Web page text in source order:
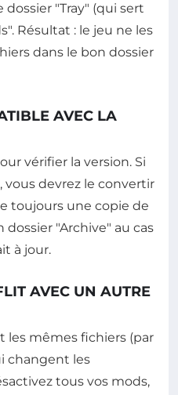
"Tray" (qui sert
Résultat : le jeu ne les
dans le bon dossier
AVEC LA
vérifier la version. Si
vous devrez le convertir
toujours une copie de
dossier "Archive" au cas
à jour.
AVEC UN AUTRE
les mêmes fichiers (par
changent les
tous vos mods,